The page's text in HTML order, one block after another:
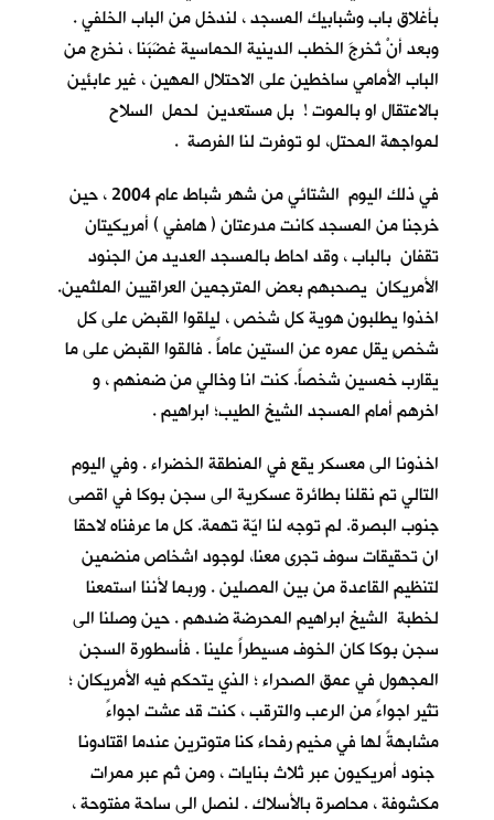
بأغلاق باب وشبابيك المسجد ، لندخل من الباب الخلفي .
وبعد أنْ تُخرجَ الخطب الدينية الحماسية غضَبَنا ، نخرج من
الباب الأمامي ساخطين على الاحتلال المهين ، غير عابئين
بالاعتقال او بالموت ! بل مستعدين لحمل السلاح
لمواجهة المحتل، لو توفرت لنا الفرصة .
في ذلك اليوم الشتائي من شهر شباط عام 2004 ، حين
خرجنا من المسجد كانت مدرعتان ( هامفي ) أمريكيتان
تقفان بالباب ، وقد احاط بالمسجد العديد من الجنود
الأمريكان يصحبهم بعض المترجمين العراقيين الملثمين.
اخذوا يطلبون هوية كل شخص ، ليلقوا القبض على كل
شخصٍ يقل عمره عن الستين عاماً . فالقوا القبض على ما
يقارب خمسين شخصاً. كنت انا وخالي من ضمنهم ، و
اخرهم أمام المسجد الشيخ الطيب؛ ابراهيم .
اخذونا الى معسكر يقع في المنطقة الخضراء . وفي اليوم
التالي تم نقلنا بطائرة عسكرية الى سجن بوكا في اقصى
جنوب البصرة. لم توجه لنا ايّة تهمة. كل ما عرفناه لاحقا
ان تحقيقات سوف تجرى معنا، لوجود اشخاص منضمين
لتنظيم القاعدة من بين المصلين . وربما لأننا استمعنا
لخطبة الشيخ ابراهيم المحرضة ضدهم . حين وصلنا الى
سجن بوكا كان الخوف مسيطراً علينا . فأسطورة السجن
المجهول في عمق الصحراء ؛ الذي يتحكم فيه الأمريكان ؛
تثير اجواءً من الرعب والترقب ، كنت قد عشت اجواءً
مشابهةً لها في مخيم رفحاء كنا متوترين عندما اقتادونا
جنود أمريكيون عبر ثلاث بنايات ، ومن ثم عبر ممرات
مكشوفة ، محاصرة بالأسلاك . لنصل الى ساحة مفتوحة ،